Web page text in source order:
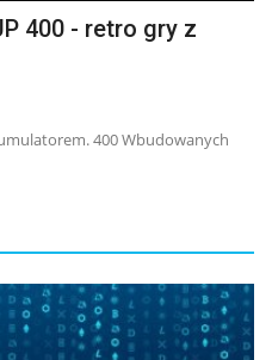
400 - retro gry z
400 Wbudowanych